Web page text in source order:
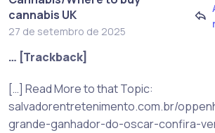
cannabis UK
27 de setembro de 2025
… [Trackback]
[…] Read More to that Topic:
salvadorentretenimento.com.br/
grande-ganhador-do-oscar-confira-